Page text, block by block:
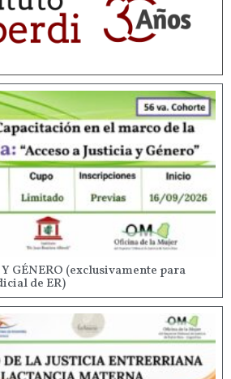
GÉNERO (exclusivamente para
de ER)